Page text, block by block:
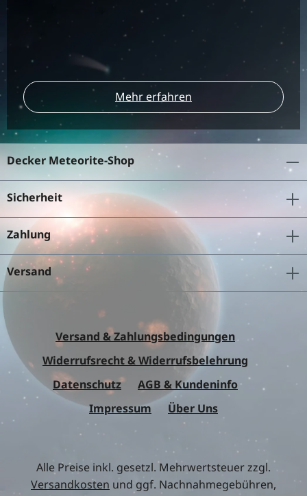
Mehr erfahren
Decker Meteorite-Shop
Sicherheit
Zahlung
Versand
Versand & Zahlungsbedingungen
Widerrufsrecht & Widerrufsbelehrung
Datenschutz
AGB & Kundeninfo
Impressum
Über Uns
Alle Preise inkl. gesetzl. Mehrwertsteuer zzgl.
Versandkosten und ggf. Nachnahmegebühren,